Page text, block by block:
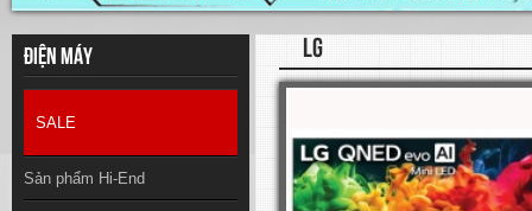
Điện máy
SALE
Sản phẩm Hi-End
LG